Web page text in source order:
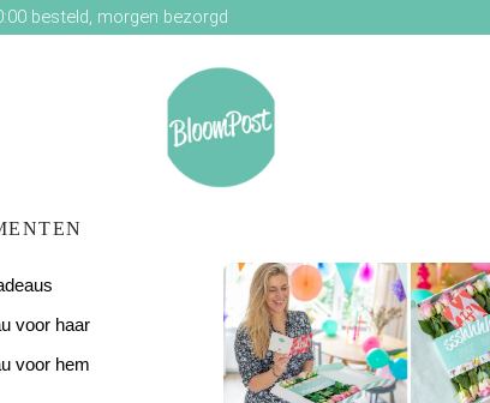
besteld, morgen bezorgd
voor haar
voor hem